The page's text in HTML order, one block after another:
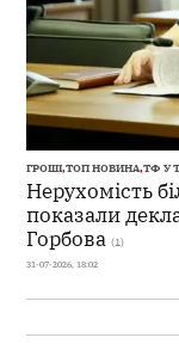
ГРОШІ,ТОП НОВИНА,ТФ У
Нерухомість
показали
Горбова (1)
31-07-2026, 18:02